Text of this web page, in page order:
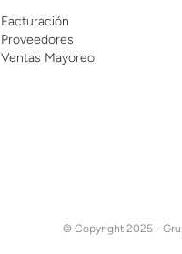
Facturación
Proveedores
Ventas Mayoreo
© Copyright 2025 -